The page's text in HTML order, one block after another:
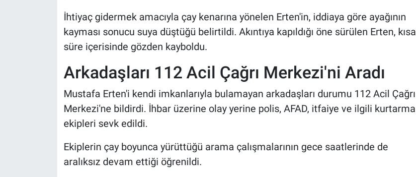
İhtiyaç gidermek amacıyla çay kenarına yönelen Erten'in, iddiaya göre ayağının
kayması sonucu suya düştüğü belirtildi. Akıntıya kapıldığı öne sürülen Erten, kısa
süre içerisinde gözden kayboldu.
Arkadaşları 112 Acil Çağrı Merkezi'ni Aradı
Mustafa Erten'i kendi imkanlarıyla bulamayan arkadaşları durumu 112 Acil Çağrı
Merkezi'ne bildirdi. İhbar üzerine olay yerine polis, AFAD, itfaiye ve ilgili kurtarma
ekipleri sevk edildi.
Ekiplerin çay boyunca yürüttüğü arama çalışmalarının gece saatlerinde de
aralıksız devam ettiği öğrenildi.